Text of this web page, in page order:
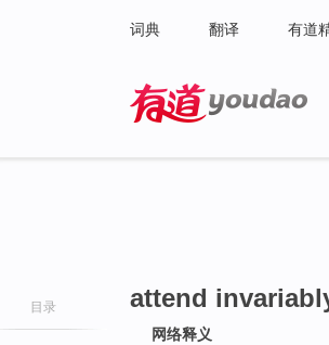
词典 翻译 有道
目录 attend
网络释义